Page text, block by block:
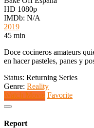
HD 1080p
IMDb: N/A
2019
45 min
Doce cocineros amateurs
en hacer pasteles, panes y
Status: Returning Series
Genre: Reality
Watch Movie Favorite
Report